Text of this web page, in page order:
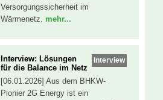
Versorgungssicherheit im
Wärmenetz. mehr...
Interview
Interview: Lösungen
für die Balance im Netz
[06.01.2026] Aus dem BHKW-
Pionier 2G Energy ist ein